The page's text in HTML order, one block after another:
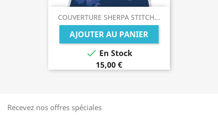
COUVERTURE SHERPA STITCH...
AJOUTER AU PANIER
 En Stock
15,00 €
Recevez nos offres spéciales